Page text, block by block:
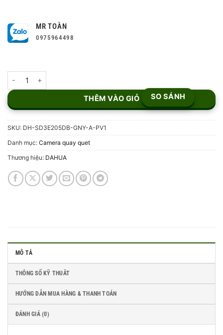
MR TOÀN
0975964498
THÊM VÀO GIỎ SO SÁNH
SKU: DH-SD3E205DB-GNY-A-PV1
Danh mục: Camera quay quet
Thương hiệu: DAHUA
MÔ TẢ
THÔNG SỐ KỸ THUÂT
HƯỚNG DẪN MUA HÀNG & THANH TOÁN
ĐÁNH GIÁ (0)